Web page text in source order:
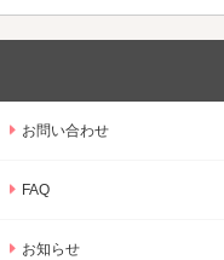
お問い合わせ
FAQ
お知らせ